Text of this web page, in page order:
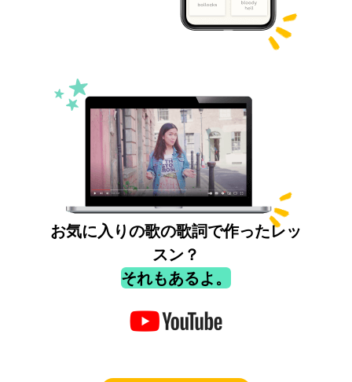
お気に入りの歌の歌詞で作ったレッ
スン？
それもあるよ。